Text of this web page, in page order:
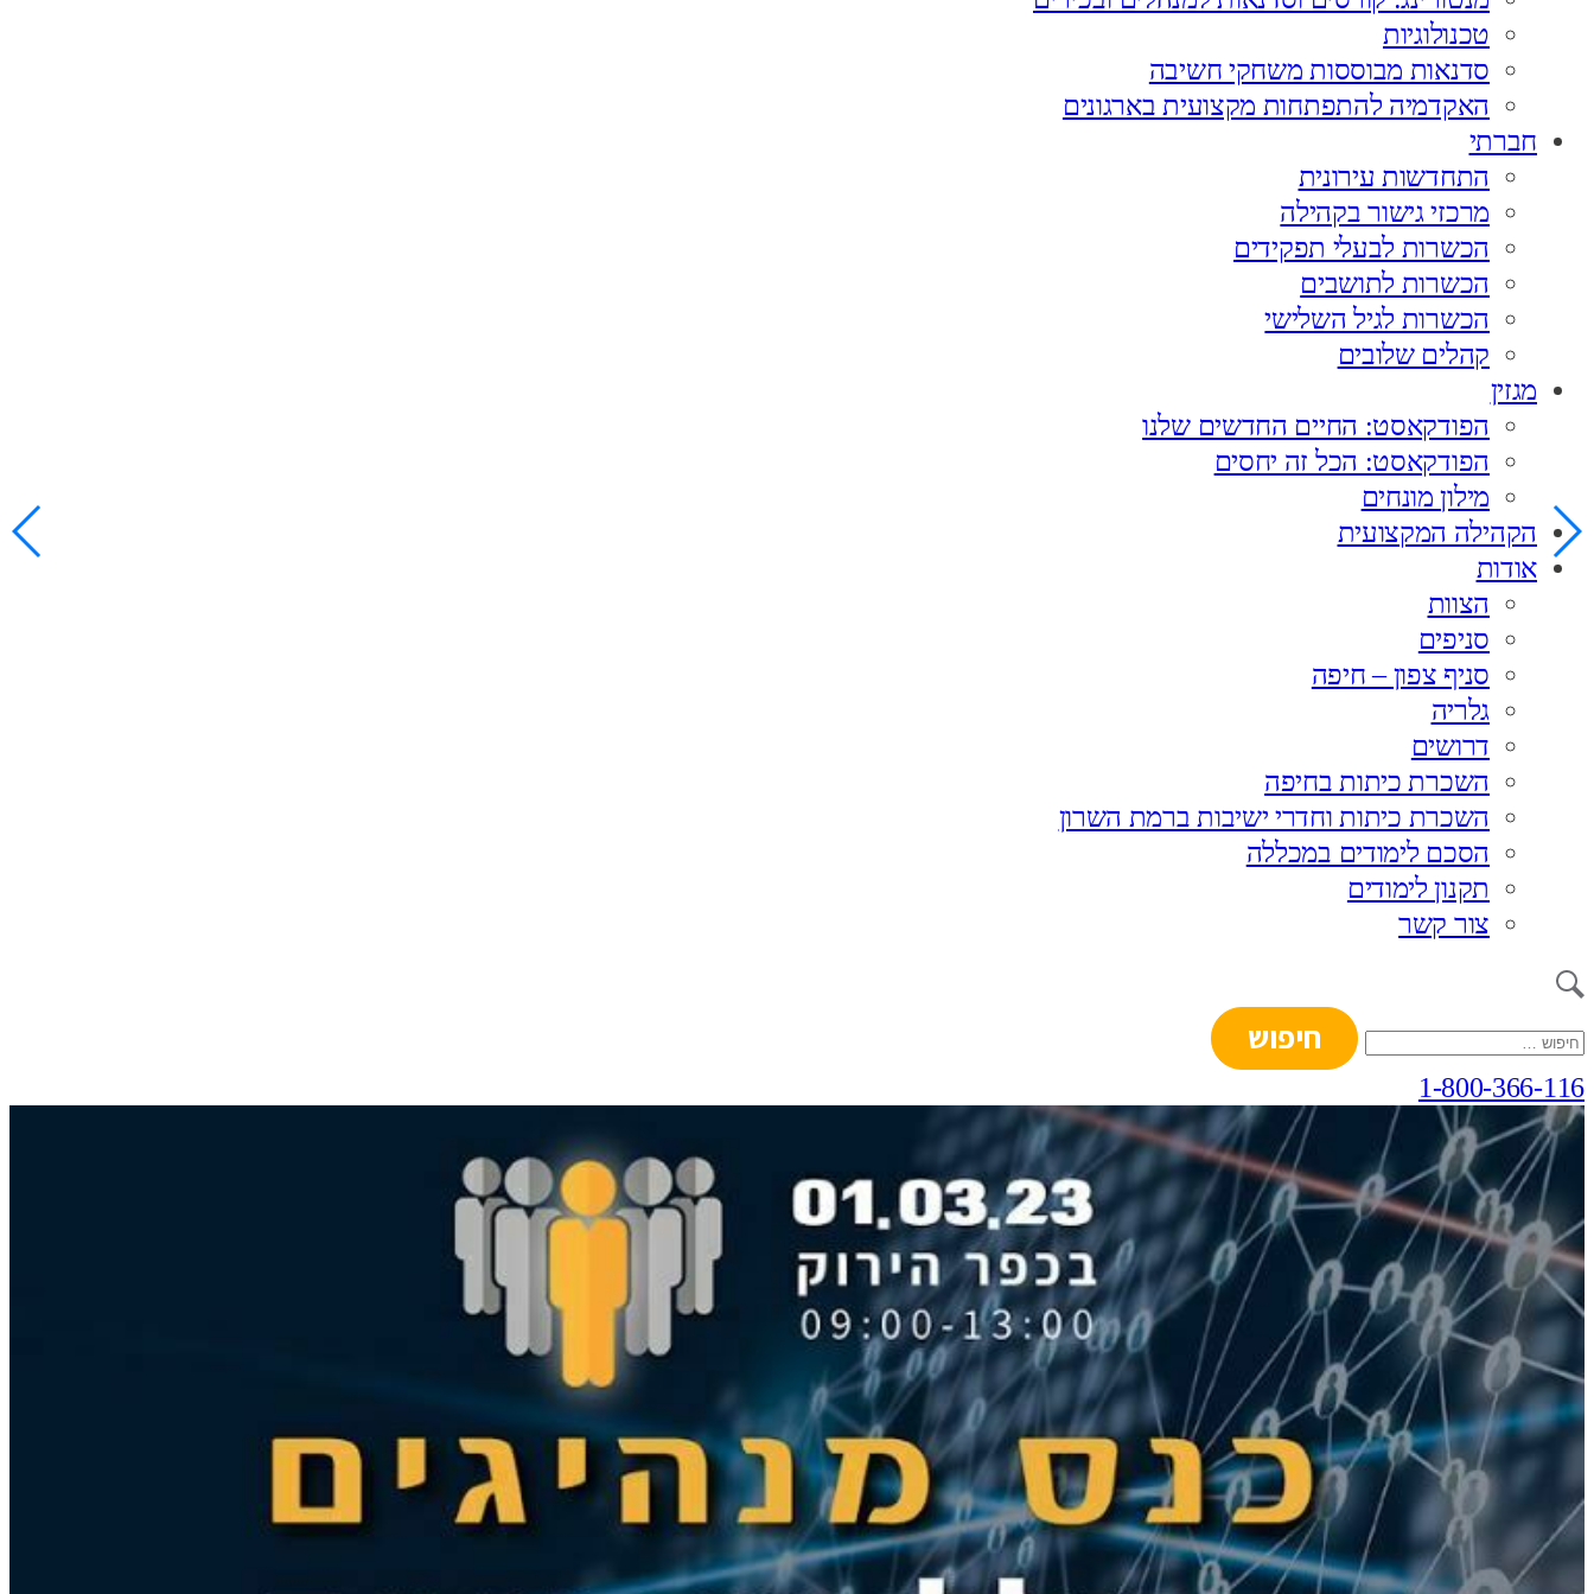
טכנולוגיות
סדנאות מבוססות משחקי חשיבה
האקדמיה להתפתחות מקצועית בארגונים
חברתי
התחדשות עירונית
מרכזי גישור בקהילה
הכשרות לבעלי תפקידים
הכשרות לתושבים
הכשרות לגיל השלישי
קהלים שלובים
מגזין
הפודקאסט: החיים החדשים שלנו
הפודקאסט: הכל זה יחסים
מילון מונחים
הקהילה המקצועית
אודות
הצוות
סניפים
סניף צפון – חיפה
גלריה
דרושים
השכרת כיתות בחיפה
השכרת כיתות וחדרי ישיבות ברמת השרון
הסכם לימודים במכללה
תקנון לימודים
צור קשר
חיפוש:
1-800-366-116